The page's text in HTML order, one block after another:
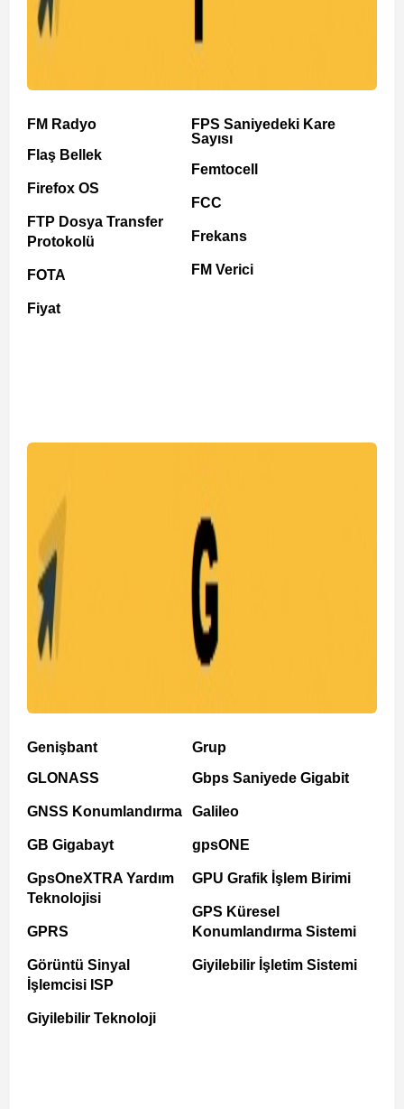
FM Radyo
Flaş Bellek
Firefox OS
FTP Dosya Transfer
Protokolü
FOTA
Fiyat
FPS Saniyedeki Kare
Sayısı
Femtocell
FCC
Frekans
FM Verici
Genişbant
GLONASS
GNSS Konumlandırma
GB Gigabayt
GpsOneXTRA Yardım
Teknolojisi
GPRS
Görüntü Sinyal
İşlemcisi ISP
Giyilebilir Teknoloji
Grup
Gbps Saniyede Gigabit
Galileo
gpsONE
GPU Grafik İşlem Birimi
GPS Küresel
Konumlandırma Sistemi
Giyilebilir İşletim Sistemi